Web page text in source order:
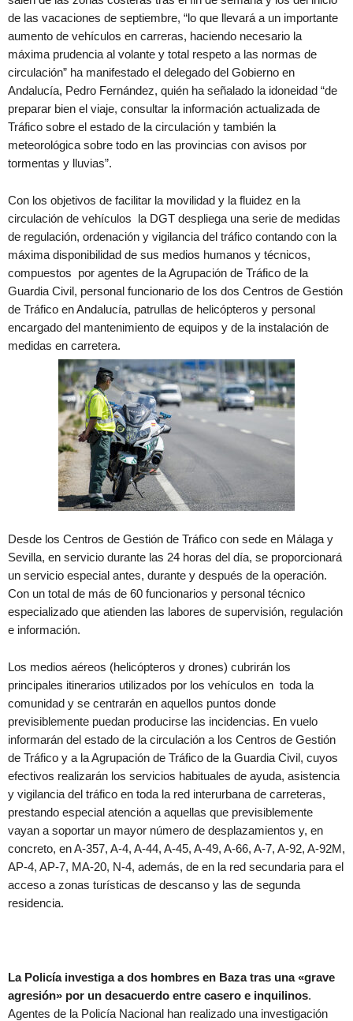
de las vacaciones de septiembre, “lo que llevará a un importante
aumento de vehículos en carreras, haciendo necesario la
máxima prudencia al volante y total respeto a las normas de
circulación” ha manifestado el delegado del Gobierno en
Andalucía, Pedro Fernández, quién ha señalado la idoneidad “de
preparar bien el viaje, consultar la información actualizada de
Tráfico sobre el estado de la circulación y también la
meteorológica sobre todo en las provincias con avisos por
tormentas y lluvias”.
Con los objetivos de facilitar la movilidad y la fluidez en la
circulación de vehículos la DGT despliega una serie de medidas
de regulación, ordenación y vigilancia del tráfico contando con la
máxima disponibilidad de sus medios humanos y técnicos,
compuestos por agentes de la Agrupación de Tráfico de la
Guardia Civil, personal funcionario de los dos Centros de Gestión
de Tráfico en Andalucía, patrullas de helicópteros y personal
encargado del mantenimiento de equipos y de la instalación de
medidas en carretera.
Desde los Centros de Gestión de Tráfico con sede en Málaga y
Sevilla, en servicio durante las 24 horas del día, se proporcionará
un servicio especial antes, durante y después de la operación.
Con un total de más de 60 funcionarios y personal técnico
especializado que atienden las labores de supervisión, regulación
e información.
Los medios aéreos (helicópteros y drones) cubrirán los
principales itinerarios utilizados por los vehículos en toda la
comunidad y se centrarán en aquellos puntos donde
previsiblemente puedan producirse las incidencias. En vuelo
informarán del estado de la circulación a los Centros de Gestión
de Tráfico y a la Agrupación de Tráfico de la Guardia Civil, cuyos
efectivos realizarán los servicios habituales de ayuda, asistencia
y vigilancia del tráfico en toda la red interurbana de carreteras,
prestando especial atención a aquellas que previsiblemente
vayan a soportar un mayor número de desplazamientos y, en
concreto, en A-357, A-4, A-44, A-45, A-49, A-66, A-7, A-92, A-92M,
AP-4, AP-7, MA-20, N-4, además, de en la red secundaria para el
acceso a zonas turísticas de descanso y las de segunda
residencia.
La Policía investiga a dos hombres en Baza tras una «grave
agresión» por un desacuerdo entre casero e inquilinos.
Agentes de la Policía Nacional han realizado una investigación